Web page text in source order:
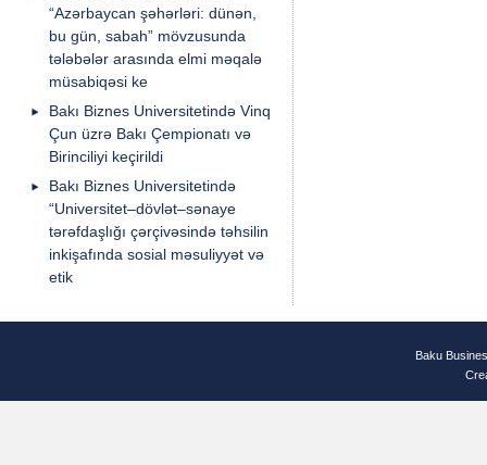
“Azərbaycan şəhərləri: dünən,
bu gün, sabah” mövzusunda
tələbələr arasında elmi məqalə
müsabiqəsi ke
Bakı Biznes Universitetində Vinq
Çun üzrə Bakı Çempionatı və
Birinciliyi keçirildi
Bakı Biznes Universitetində
“Universitet–dövlət–sənaye
tərəfdaşlığı çərçivəsində təhsilin
inkişafında sosial məsuliyyət və
etik
Baku